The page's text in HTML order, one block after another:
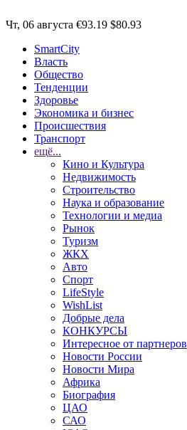
Чт, 06 августа €93.19 $80.93
SmartCity
Власть
Общество
Тенденции
Здоровье
Экономика и бизнес
Происшествия
Транспорт
ещё...
Кино и Культура
Недвижимость
Строительство
Наука и образование
Технологии и медиа
Рынок
Туризм
ЖКХ
Авто
Спорт
LifeStyle
WishList
Добрые дела
КОНКУРСЫ
Интересное от партнеров
Новости России
Новости Мира
Африка
Биография
ЦАО
САО